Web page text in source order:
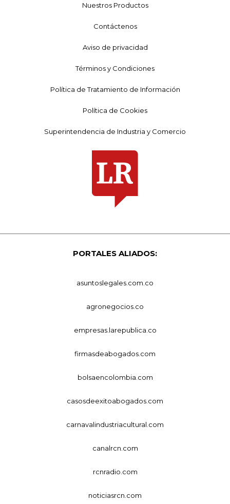
Nuestros Productos
Contáctenos
Aviso de privacidad
Términos y Condiciones
Política de Tratamiento de Información
Política de Cookies
Superintendencia de Industria y Comercio
PORTALES ALIADOS:
asuntoslegales.com.co
agronegocios.co
empresas.larepublica.co
firmasdeabogados.com
bolsaencolombia.com
casosdeexitoabogados.com
carnavalindustriacultural.com
canalrcn.com
rcnradio.com
noticiasrcn.com